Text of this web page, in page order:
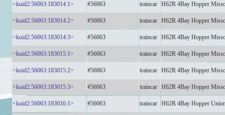
<kuid2:56063:183014:1> #56063 traincar H62R 4Bay Hopper
<kuid2:56063:183014:2> #56063 traincar H62R 4Bay Hopper
<kuid2:56063:183014:3> #56063 traincar H62R 4Bay Hopper
<kuid2:56063:183015:1> #56063 traincar H62R 4Bay Hopper
<kuid2:56063:183015:2> #56063 traincar H62R 4Bay Hopper
<kuid2:56063:183015:3> #56063 traincar H62R 4Bay Hopper
<kuid2:56063:183016:1> #56063 traincar H62R 4Bay Hopper